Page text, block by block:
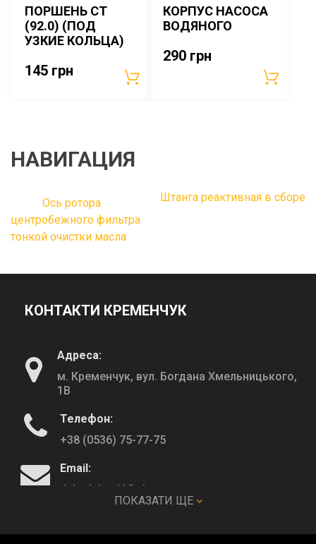
ПОРШЕНЬ СТ
(92.0) (ПОД
УЗКИЕ КОЛЬЦА)
145 грн
КОРПУС НАСОСА
ВОДЯНОГО
290 грн
НАВИГАЦИЯ
Ось ротора
центробежного фильтра
тонкой очистки масла
Штанга реактивная в сборе
КОНТАКТИ КРЕМЕНЧУК
Адреса:
м. Кременчук, вул. Богдана Хмельницького,
1В
Телефон:
+38 (0536) 75-77-75
Email:
deltadeltaskl@ukr.net
КОНТАКТИ ПОЛТАВА
ПОКАЗАТИ ЩЕ